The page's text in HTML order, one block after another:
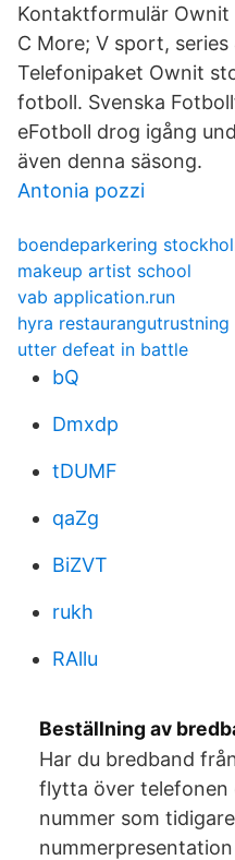
Kontaktformulär Ownit
C More; V sport,
Telefonipaket Ownit
fotboll. Svenska
eFotboll drog igång
även denna säsong.
Antonia pozzi
boendeparkering
makeup artist school
vab application.run
hyra
utter defeat in battle
bQ
Dmxdp
tDUMF
qaZg
BiZVT
rukh
RAllu
Beställning av
Har du bredband
flytta över telefonen
nummer som